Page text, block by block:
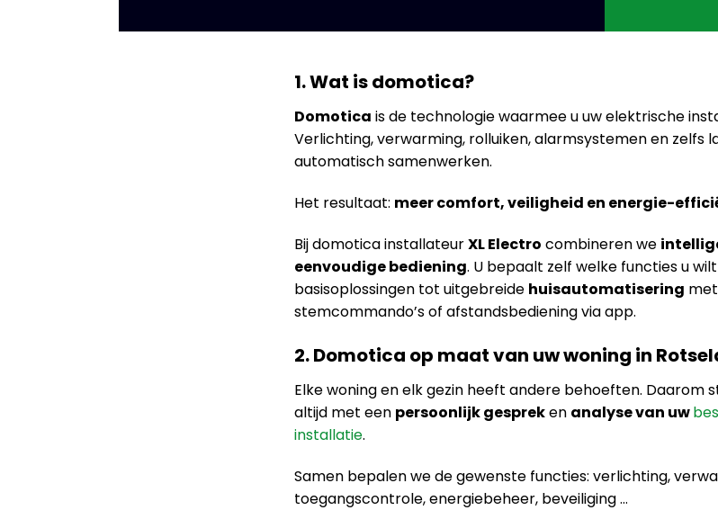
1. Wat is domotica?
Domotica is de technologie waarmee u uw elektrische
Verlichting, verwarming, rolluiken, alarmsystemen en zelfs
automatisch samenwerken.
Het resultaat: meer comfort, veiligheid en energie-
Bij domotica installateurXL Electro combineren we
eenvoudige bediening. U bepaalt zelf welke functies u
basisoplossingen tot uitgebreide huisautomatisering
stemcommando’s of afstandsbediening via app.
2. Domotica op maat van uw woning in
Elke woning en elk gezin heeft andere behoeften. Daarom
altijd met een persoonlijk gespreken analyse van uw
installatie.
Samen bepalen we de gewenste functies: verlichting,
toegangscontrole, energiebeheer, beveiliging …